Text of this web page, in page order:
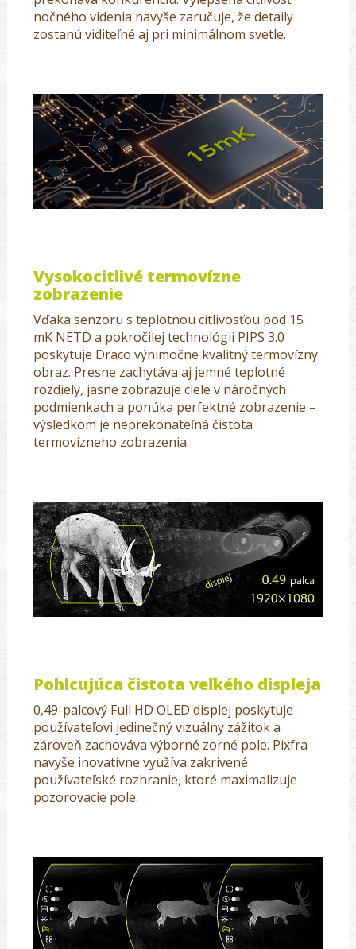
nočného videnia navyše zaručuje, že detaily
zostanú viditeľné aj pri minimálnom svetle.
Vysokocitlivé termovízne
zobrazenie
Vďaka senzoru s teplotnou citlivosťou pod 15
mK NETD a pokročilej technológii PIPS 3.0
poskytuje Draco výnimočne kvalitný termovízny
obraz. Presne zachytáva aj jemné teplotné
rozdiely, jasne zobrazuje ciele v náročných
podmienkach a ponúka perfektné zobrazenie –
výsledkom je neprekonateľná čistota
termovízneho zobrazenia.
Pohlcujúca čistota veľkého displeja
0,49-palcový Full HD OLED displej poskytuje
používateľovi jedinečný vizuálny zážitok a
zároveň zachováva výborné zorné pole. Pixfra
navyše inovatívne využíva zakrivené
používateľské rozhranie, ktoré maximalizuje
pozorovacie pole.